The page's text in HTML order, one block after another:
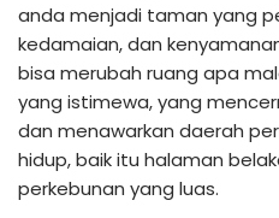
anda menjadi taman yang
kedamaian, dan
bisa merubah ruang apa
yang istimewa, yang
dan menawarkan daerah
hidup, baik itu halaman
perkebunan yang luas.